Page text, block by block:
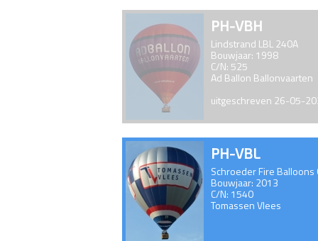
PH-VBH
Lindstrand LBL 240A
Bouwjaar: 1998
C/N: 525
Ad Ballon Ballonvaarten
uitgeschreven 26-05-
PH-VBL
Schroeder Fire Balloons
Bouwjaar: 2013
C/N: 1540
Tomassen Vlees